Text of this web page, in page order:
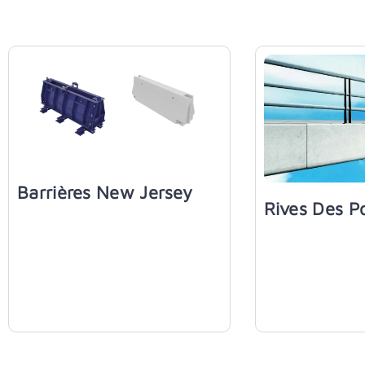
Barrières New Jersey
Rives Des